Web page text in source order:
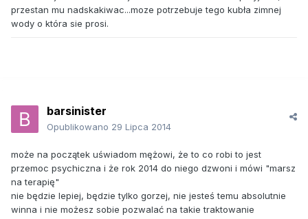
przestan mu nadskakiwac...moze potrzebuje tego kubła zimnej
wody o która sie prosi.
barsinister
Opublikowano 29 Lipca 2014
może na początek uświadom mężowi, że to co robi to jest
przemoc psychiczna i że rok 2014 do niego dzwoni i mówi "marsz
na terapię"
nie będzie lepiej, będzie tylko gorzej, nie jesteś temu absolutnie
winna i nie możesz sobie pozwalać na takie traktowanie